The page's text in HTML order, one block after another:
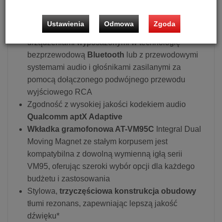
technologii Bluetooth
Łączy się bezprzewodowoz głośnikami i innymi
urządzeniami wyposażonymi w technologię
bezprzewodową Bluetooth lub z przewodowymi
systemami audio i głośnikami zasilanymi za
pomocą dołączonego podwójnego przewodu
wyjściowego RCA
Zgodność z wysokiej jakości kodekiem audio
Qualcomm aptX Adaptive
Wkładka gramofonowa AT-VM95C Integral Dual
Moving Magnet ze stałym korpusem jest
kompatybilna z dowolną wymienną igłą serii
VM95, oferując szeroki wybór opcji dla każdego
budżetu i zastosowania
Stylowa, trzyczęściowa konstrukcja obudowy
tłumi rezonans, zapewniając lepszą jakość
dźwięku*
Ustawienia Odmowa Zgoda